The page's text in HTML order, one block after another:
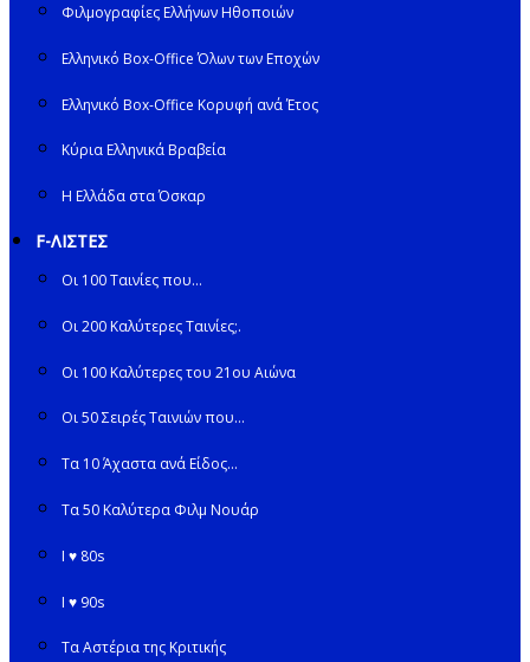
Φιλμογραφίες Ελλήνων Ηθοποιών
Ελληνικό Box-Office Όλων των Εποχών
Ελληνικό Box-Office Κορυφή ανά Έτος
Κύρια Ελληνικά Βραβεία
Η Ελλάδα στα Όσκαρ
F-ΛΙΣΤΕΣ
Οι 100 Ταινίες που…
Οι 200 Καλύτερες Ταινίες;.
Οι 100 Καλύτερες του 21ου Αιώνα
Οι 50 Σειρές Ταινιών που…
Τα 10 Άχαστα ανά Είδος…
Τα 50 Καλύτερα Φιλμ Νουάρ
I ♥ 80s
I ♥ 90s
Τα Αστέρια της Κριτικής